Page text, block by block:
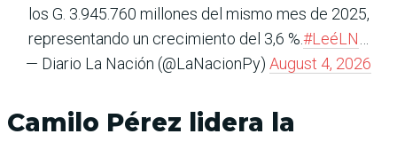
los G. 3.945.760 millones del mismo mes de 2025,
representando un crecimiento del 3,6 %.#LeéLN…
— Diario La Nación (@LaNacionPy) August 4, 2026
Camilo Pérez lidera la